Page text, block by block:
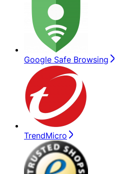
Google Safe Browsing
TrendMicro